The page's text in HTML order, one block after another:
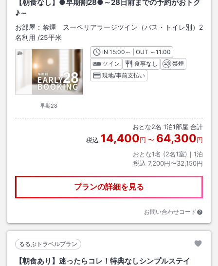
【朝食なし】●早期割28●～28日前までの予約がおトク
♪～
お部屋： 禁煙 スーペリアラージツイン（バス・トイレ別）2
名利用 /25平米
早期28
INチェックイン
15:00 ～ | OUT チェックアウト
～11:00
ツイン
食事なし
禁煙
現地/事前支払い
おとな2名 1泊1部屋 合計
税込 14,400円 〜 64,300円
おとな1名 (2名1室)｜ 1泊
税込 7,200円〜32,150円
プランの詳細を見る
お問い合わせコード
るるぶトラベルプラン
【朝食あり】迷ったらコレ！特典なしシンプルステイ